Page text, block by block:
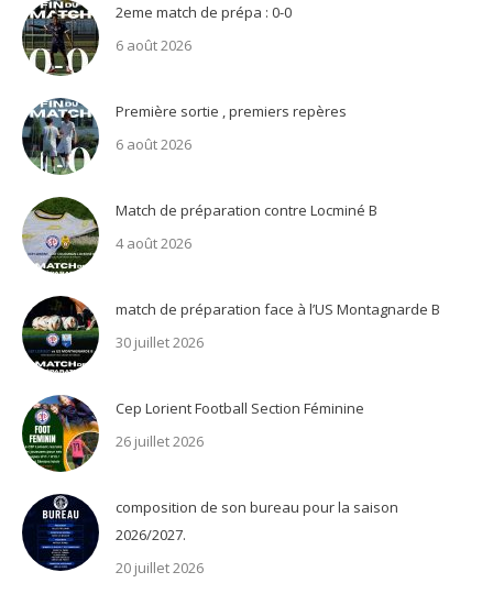
2eme match de prépa : 0-0
6 août 2026
Première sortie , premiers repères
6 août 2026
Match de préparation contre Locminé B
4 août 2026
match de préparation face à l’US Montagnarde B
30 juillet 2026
Cep Lorient Football Section Féminine
26 juillet 2026
composition de son bureau pour la saison
2026/2027.
20 juillet 2026